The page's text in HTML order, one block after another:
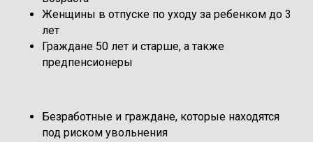
Женщины в отпуске по уходу за ребенком до 3
лет
Граждане 50 лет и старше, а также
предпенсионеры
Безработные и граждане, которые находятся
под риском увольнения